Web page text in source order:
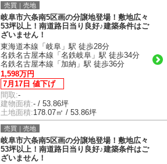
売買｜売地
岐阜市六条南5区画の分譲地登場！敷地広々
53坪以上！南道路日当り良好♪建築条件はご
ざいません！
東海道本線「岐阜」駅 徒歩28分
名鉄名古屋本線「名鉄岐阜」駅 徒歩34分
名鉄名古屋本線「加納」駅 徒歩36分
1,598万円
7月17日 値下げ
間取:-
建物面積:- / 53.86坪
土地面積:178.07㎡ / 53.86坪
売買｜売地
岐阜市六条南5区画の分譲地登場！敷地広々
53坪以上！南道路日当り良好♪建築条件はご
ざいません！